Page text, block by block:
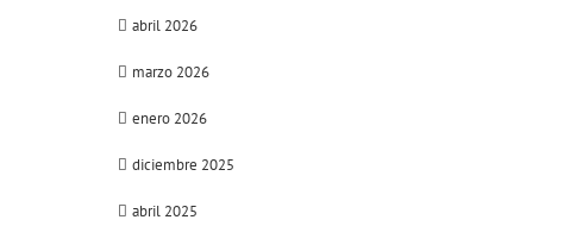
abril 2026
marzo 2026
enero 2026
diciembre 2025
abril 2025